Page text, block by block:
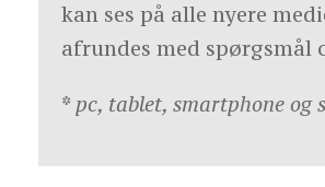
kan ses på alle nyere
afrundes med spørgsmål
* pc, tablet, smartphone og